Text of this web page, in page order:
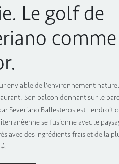
Le golf de
comme
enviable de l'environnement
Son balcon donnant sur le
Severiano Ballesteros est l'endroit
se fusionne avec le
avec des ingrédients frais et de la